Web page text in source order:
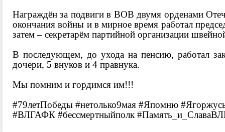
Награждён за подвиги в ВОВ двумя орденами
окончания войны и в мирное время работал
затем – секретарём партийной организации
В последующем, до ухода на пенсию, работал
дочери, 5 внуков и 4 правнука.
Мы помним и гордимся им!!!
#79летПобеды #нетолько9мая #Япомню
#ВЛГАФК #бессмертныйполк